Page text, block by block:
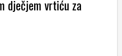
dječjem vrtiću za